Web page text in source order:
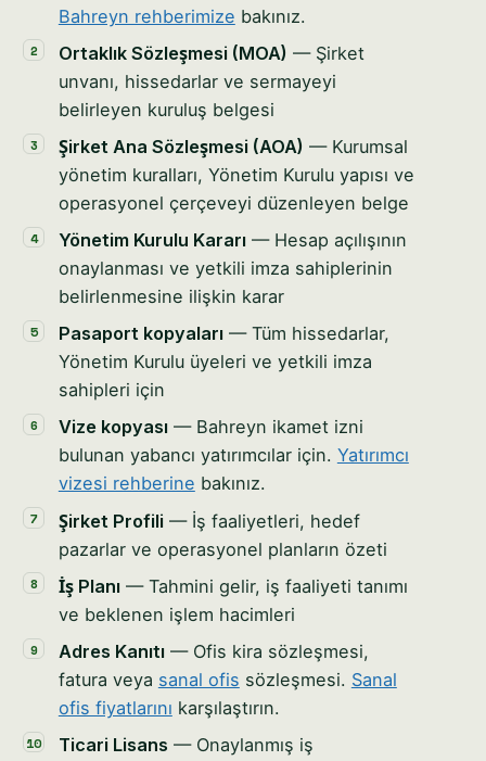
Bahreyn rehberimize bakınız.
Ortaklık Sözleşmesi (MOA) — Şirket
unvanı, hissedarlar ve sermayeyi
belirleyen kuruluş belgesi
Şirket Ana Sözleşmesi (AOA) — Kurumsal
yönetim kuralları, Yönetim Kurulu yapısı ve
operasyonel çerçeveyi düzenleyen belge
Yönetim Kurulu Kararı— Hesap açılışının
onaylanması ve yetkili imza sahiplerinin
belirlenmesine ilişkin karar
Pasaport kopyaları— Tüm hissedarlar,
Yönetim Kurulu üyeleri ve yetkili imza
sahipleri için
Vize kopyası— Bahreyn ikamet izni
bulunan yabancı yatırımcılar için. Yatırımcı
vizesi rehberine bakınız.
Şirket Profili— İş faaliyetleri, hedef
pazarlar ve operasyonel planların özeti
İş Planı— Tahmini gelir, iş faaliyeti tanımı
ve beklenen işlem hacimleri
Adres Kanıtı— Ofis kira sözleşmesi,
fatura veya sanal ofis sözleşmesi. Sanal
ofis fiyatlarını karşılaştırın.
Ticari Lisans — Onaylanmış iş